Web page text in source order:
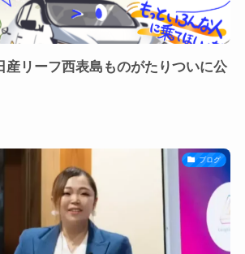
産リーフ西表島ものがたりついに公
ブログ